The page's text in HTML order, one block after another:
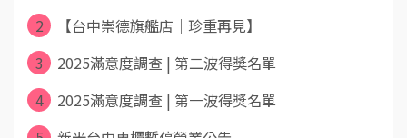
2
【台中崇德旗艦店｜珍重再見】
3
2025滿意度調查 | 第二波得獎名單
4
2025滿意度調查 | 第一波得獎名單